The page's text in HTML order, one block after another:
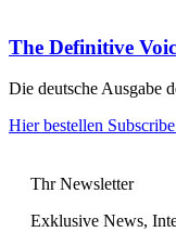
The Definitive
Die deutsche Ausgabe
Hier bestellen
Thr Newsletter
Exklusive News,